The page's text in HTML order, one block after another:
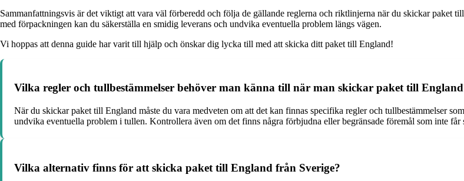
Sammanfattningsvis är det viktigt att vara väl förberedd och följa de gällande reglerna och riktlinjerna när du skickar paket
med förpackningen kan du säkerställa en smidig leverans och undvika eventuella problem längs vägen.
Vi hoppas att denna guide har varit till hjälp och önskar dig lycka till med att skicka ditt paket till England!
Vilka regler och tullbestämmelser behöver man känna till när man skickar paket till
När du skickar paket till England måste du vara medveten om att det kan finnas specifika regler och tullbestämmelser
undvika eventuella problem i tullen. Kontrollera även om det finns några förbjudna eller begränsade föremål som inte
Vilka alternativ finns för att skicka paket till England från Sverige?